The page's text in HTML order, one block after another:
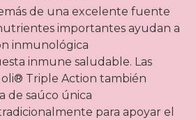
de una excelente fuente
importantes ayudan a
inmunológica
inmune saludable. Las
Triple Action también
de saúco única
para apoyar el